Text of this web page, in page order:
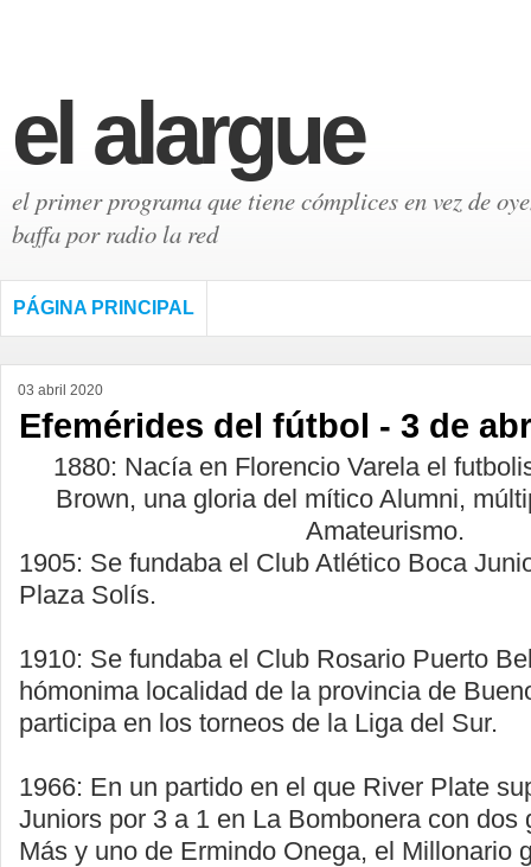
el alargue
el primer programa que tiene cómplices en vez de
baffa por radio la red
PÁGINA PRINCIPAL
03 abril 2020
Efemérides del fútbol - 3 de
1880: Nacía en Florencio Varela el
Brown, una gloria del mítico Alumni,
Amateurismo.
1905: Se fundaba el Club Atlético Boca
Plaza Solís.
1910: Se fundaba el Club Rosario Puerto
hómonima localidad de la provincia de
participa en los torneos de la Liga del Sur.
1966: En un partido en el que River Plate
Juniors por 3 a 1 en La Bombonera con dos
Más y uno de Ermindo Onega, el Millonario